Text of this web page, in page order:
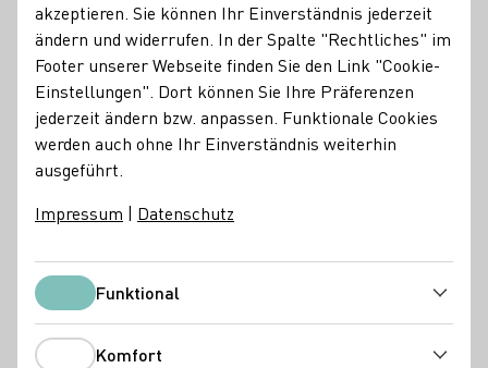
Alkoholfreier Wein/Sekt/Secco
Traubensaft
Brände / Destillate
Mitgliedschaften
Deutscher Weinbauverband e.V. Rheinhessenwein e.V.
Unterkunftsarten
Gästezimmer Wohnmobil-Stellplatz
akzeptieren. Sie können Ihr Einverständnis jederzeit
ändern und widerrufen. In der Spalte "Rechtliches" im
Footer unserer Webseite finden Sie den Link "Cookie-
Einstellungen". Dort können Sie Ihre Präferenzen
jederzeit ändern bzw. anpassen. Funktionale Cookies
werden auch ohne Ihr Einverständnis weiterhin
ausgeführt.
Impressum | Datenschutz
FunktionalFunktional
Komfort